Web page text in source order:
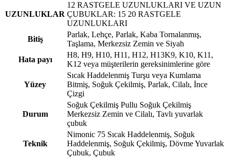
UZUNLUKLAR
12 RASTGELE UZUNLUKLARI VE UZUN
ÇUBUKLAR: 15 20 RASTGELE
UZUNLUKLARI
Bitiş
Parlak, Lehçe, Parlak, Kaba Tornalanmış,
Taşlama, Merkezsiz Zemin ve Siyah
Hata payı
H8, H9, H10, H11, H12, H13K9, K10, K11,
K12 veya müşterilerin gereksinimlerine göre
Yüzey
Sıcak Haddelenmiş Turşu veya Kumlama
Bitmiş, Soğuk Çekilmiş, Parlak, Cilalı, İnce
Çizgi
Durum
Soğuk Çekilmiş Pullu Soğuk Çekilmiş
Merkezsiz Zemin ve Cilalı, Tavlı yuvarlak
çubuk
Teknik
Nimonic 75 Sıcak Haddelenmiş, Soğuk
Haddelenmiş, Soğuk Çekilmiş, Dövme Yuvarlak
Çubuk, Çubuk